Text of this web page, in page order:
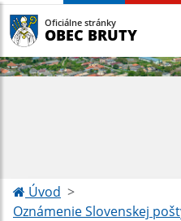
Oficiálne stránky
OBEC BRUTY
Úvod
Oznámenie Slovenskej